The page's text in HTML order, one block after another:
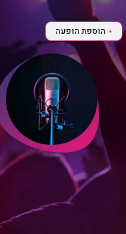
+ הוספת הופעה